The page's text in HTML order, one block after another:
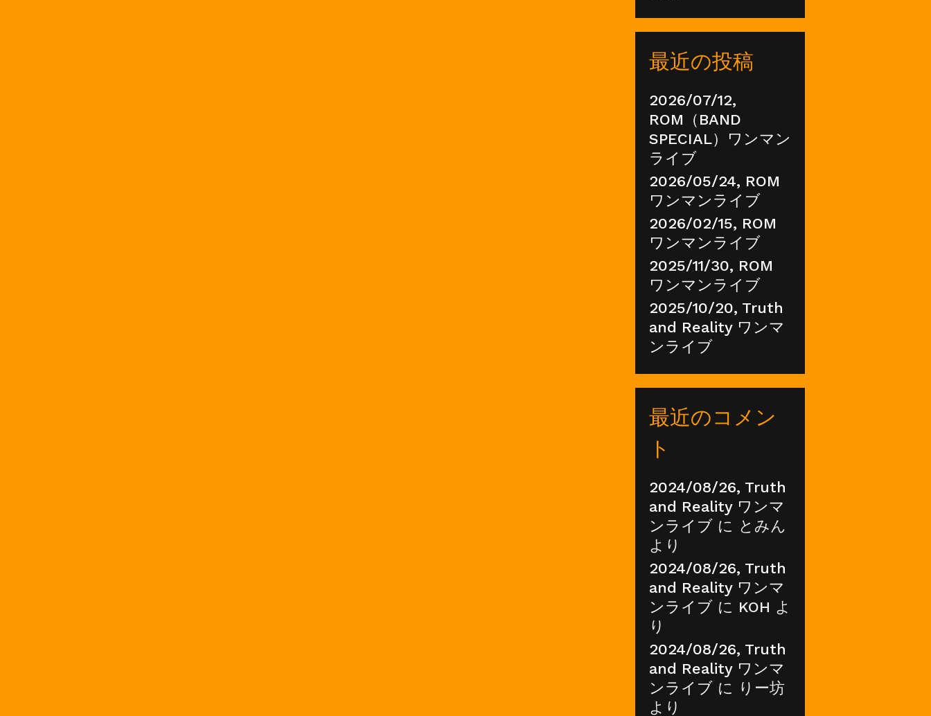
最近の投稿
2026/07/12,
ROM（BAND
SPECIAL）ワンマン
ライブ
2026/05/24, ROM
ワンマンライブ
2026/02/15, ROM
ワンマンライブ
2025/11/30, ROM
ワンマンライブ
2025/10/20, Truth
and Reality ワンマ
ンライブ
最近のコメン
ト
2024/08/26, Truth
and Reality ワンマ
ンライブ に とみん
より
2024/08/26, Truth
and Reality ワンマ
ンライブ に KOH よ
り
2024/08/26, Truth
and Reality ワンマ
ンライブ に りー坊
より